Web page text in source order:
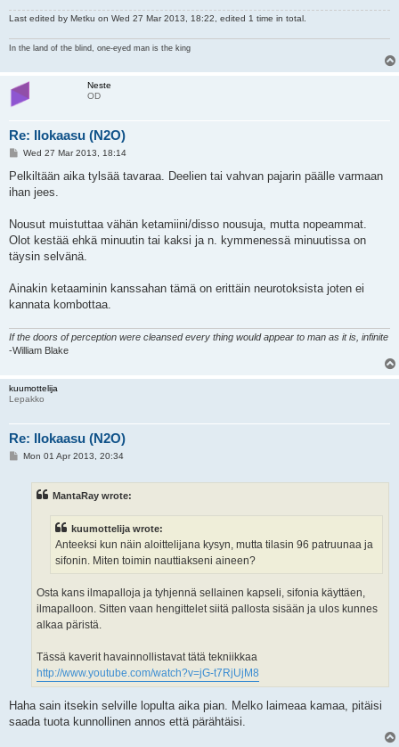
Last edited by Metku on Wed 27 Mar 2013, 18:22, edited 1 time in total.
In the land of the blind, one-eyed man is the king
Neste
OD
Re: Ilokaasu (N2O)
P
s
Wed 27 Mar 2013, 18:14
Pelkiltään aika tylsää tavaraa. Deelien tai vahvan pajarin päälle varmaan
ihan jees.
Nousut muistuttaa vähän ketamiini/disso nousuja, mutta nopeammat.
Olot kestää ehkä minuutin tai kaksi ja n. kymmenessä minuutissa on
täysin selvänä.
Ainakin ketaaminin kanssahan tämä on erittäin neurotoksista joten ei
kannata kombottaa.
If the doors of perception were cleansed every thing would appear to man as it is, infinite
-William Blake
kuumottelija
Lepakko
Re: Ilokaasu (N2O)
PMon 01 Apr 2013, 20:34
MantaRay wrote:
kuumottelija wrote:
Anteeksi kun näin aloittelijana kysyn, mutta tilasin 96 patruunaa ja
sifonin. Miten toimin nauttiakseni aineen?
Osta kans ilmapalloja ja tyhjennä sellainen kapseli, sifonia käyttäen,
ilmapalloon. Sitten vaan hengittelet siitä pallosta sisään ja ulos kunnes
alkaa päristä.
Tässä kaverit havainnollistavat tätä tekniikkaa
http://www.youtube.com/watch?v=jG-t7RjUjM8
Haha sain itsekin selville lopulta aika pian. Melko laimeaa kamaa, pitäisi
saada tuota kunnollinen annos että pärähtäisi.